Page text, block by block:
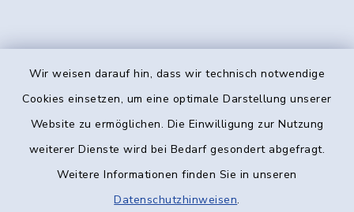
Wir weisen darauf hin, dass wir technisch notwendige
Cookies einsetzen, um eine optimale Darstellung unserer
Website zu ermöglichen. Die Einwilligung zur Nutzung
weiterer Dienste wird bei Bedarf gesondert abgefragt.
Weitere Informationen finden Sie in unseren
Datenschutzhinweisen.
Kontakt
Datenschutz